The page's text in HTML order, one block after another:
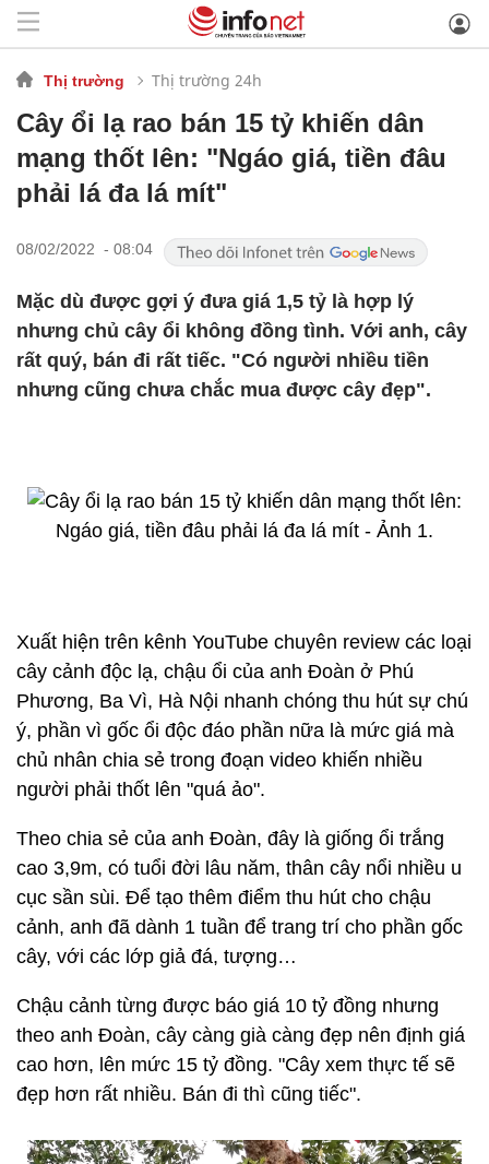
Thị trường Thị trường 24h
Cây ổi lạ rao bán 15 tỷ khiến dân
mạng thốt lên: "Ngáo giá, tiền đâu
phải lá đa lá mít"
08/02/2022 - 08:04
Mặc dù được gợi ý đưa giá 1,5 tỷ là hợp lý
nhưng chủ cây ổi không đồng tình. Với anh, cây
rất quý, bán đi rất tiếc. "Có người nhiều tiền
nhưng cũng chưa chắc mua được cây đẹp".
Xuất hiện trên kênh YouTube chuyên review các loại
cây cảnh độc lạ, chậu ổi của anh Đoàn ở Phú
Phương, Ba Vì, Hà Nội nhanh chóng thu hút sự chú
ý, phần vì gốc ổi độc đáo phần nữa là mức giá mà
chủ nhân chia sẻ trong đoạn video khiến nhiều
người phải thốt lên "quá ảo".
Theo chia sẻ của anh Đoàn, đây là giống ổi trắng
cao 3,9m, có tuổi đời lâu năm, thân cây nổi nhiều u
cục sần sùi. Để tạo thêm điểm thu hút cho chậu
cảnh, anh đã dành 1 tuần để trang trí cho phần gốc
cây, với các lớp giả đá, tượng…
Chậu cảnh từng được báo giá 10 tỷ đồng nhưng
theo anh Đoàn, cây càng già càng đẹp nên định giá
cao hơn, lên mức 15 tỷ đồng. "Cây xem thực tế sẽ
đẹp hơn rất nhiều. Bán đi thì cũng tiếc".